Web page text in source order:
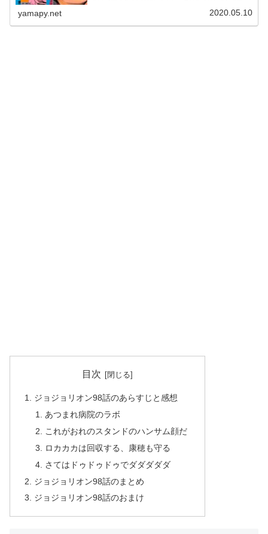
yamapy.net 2020.05.10
目次
ジョジョリオン98話のあらすじと感想
あつまれ病院のラボ
これがおれのスタンドのハンサム顔だ
ロカカカは回収する、康穂も守る
さてはドゥドゥドゥでダダダダダ
ジョジョリオン98話のまとめ
ジョジョリオン98話のおまけ